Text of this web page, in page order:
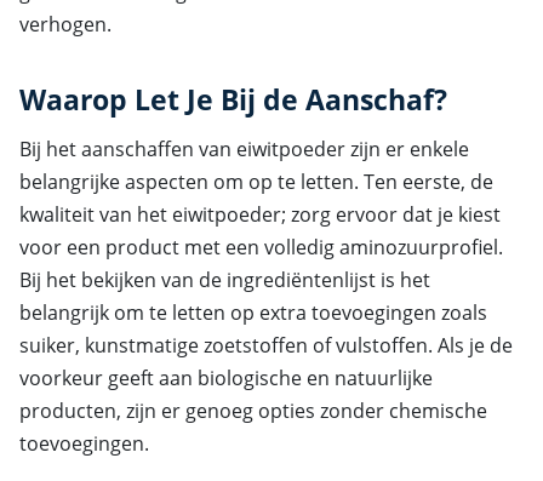
verhogen.
Waarop Let Je Bij de Aanschaf?
Bij het aanschaffen van eiwitpoeder zijn er enkele
belangrijke aspecten om op te letten. Ten eerste, de
kwaliteit van het eiwitpoeder; zorg ervoor dat je kiest
voor een product met een volledig aminozuurprofiel.
Bij het bekijken van de ingrediëntenlijst is het
belangrijk om te letten op extra toevoegingen zoals
suiker, kunstmatige zoetstoffen of vulstoffen. Als je de
voorkeur geeft aan biologische en natuurlijke
producten, zijn er genoeg opties zonder chemische
toevoegingen.